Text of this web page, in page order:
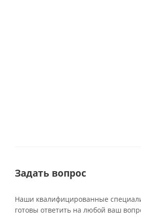
Задать вопрос
Наши квалифицированные
готовы ответить на любой ваш